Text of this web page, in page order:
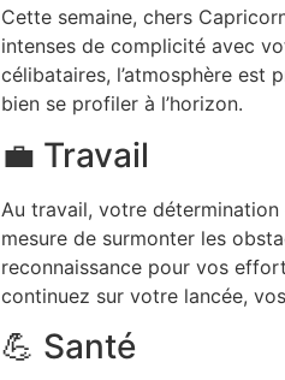
Cette semaine, chers
intenses de complicité avec
célibataires, l’atmosphère
bien se profiler à l’horizon.
💼 Travail
Au travail, votre
mesure de surmonter les
reconnaissance pour vos
continuez sur votre lancée,
💪 Santé